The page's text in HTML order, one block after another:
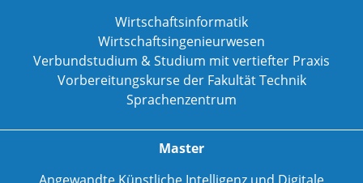
Wirtschaftsinformatik
Wirtschaftsingenieurwesen
Verbundstudium & Studium mit vertiefter Praxis
Vorbereitungskurse der Fakultät Technik
Sprachenzentrum
Master